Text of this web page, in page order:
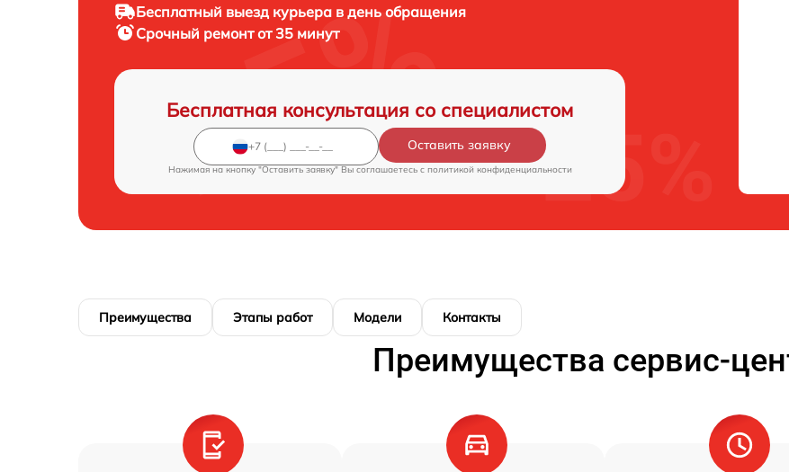
Бесплатный выезд курьера в день обращения
Срочный ремонтот 35 минут
Бесплатная консультация со специалистом
Оставить заявку
Нажимая на кнопку "Оставить заявку" Вы соглашаетесь c политикой конфиденциальности
Преимущества Этапы работ Модели Контакты
Преимущества сервис-